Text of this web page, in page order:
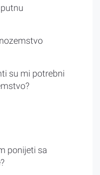
su mi potrebni
ponijeti sa